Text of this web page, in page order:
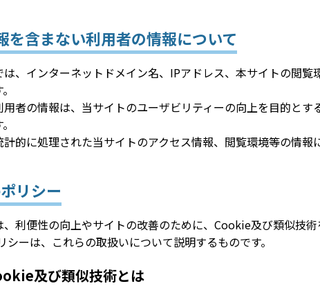
を含まない利用者の情報について
は、インターネットドメイン名、IPアドレス、本サイトの閲
者の情報は、当サイトのユーザビリティーの向上を目的と
計的に処理された当サイトのアクセス情報、閲覧環境等の情報
リシー
、利便性の向上やサイトの改善のために、Cookie及び類似技術
シーは、これらの取扱いについて説明するものです。
及び類似技術とは